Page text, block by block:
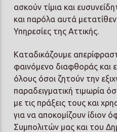
ασκούν τίμια και
και παρόλα αυτά
Υπηρεσίες της Αττικής.
Καταδικάζουμε
φαινόμενο διαφθοράς
όλους όσοι ζητούν την
παραδειγματική τιμωρία
με τις πράξεις τους και
για να αποκομίζουν ίδιον
Συμπολιτών μας και του